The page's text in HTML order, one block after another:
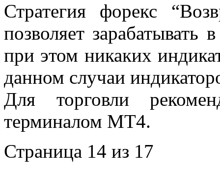
Стратегия форекс
позволяет
при этом никаких
данном случаи
Для торговли
терминалом MT4.
Страница 14 из 17